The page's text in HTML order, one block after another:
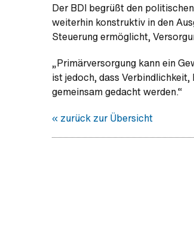
Der BDI begrüßt den
weiterhin konstruktiv in den
Steuerung ermöglicht,
„Primärversorgung kann ein
ist jedoch, dass
gemeinsam gedacht werden.“
« zurück zur Übersicht